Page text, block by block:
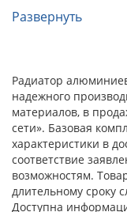
Развернуть
Радиатор
надежного
материалов, в
сети». Базовая
характеристики в
соответствие
возможностям.
длительному сроку
Доступна